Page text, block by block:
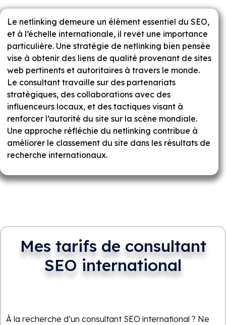
Le netlinking demeure un élément essentiel du SEO,
et à l’échelle internationale, il revêt une importance
particulière. Une stratégie de netlinking bien pensée
vise à obtenir des liens de qualité provenant de sites
web pertinents et autoritaires à travers le monde.
Le consultant travaille sur des partenariats
stratégiques, des collaborations avec des
influenceurs locaux, et des tactiques visant à
renforcer l’autorité du site sur la scène mondiale.
Une approche réfléchie du netlinking contribue à
améliorer le classement du site dans les résultats de
recherche internationaux.
Mes tarifs de consultant
SEO international
À la recherche d’un consultant SEO international ? Ne